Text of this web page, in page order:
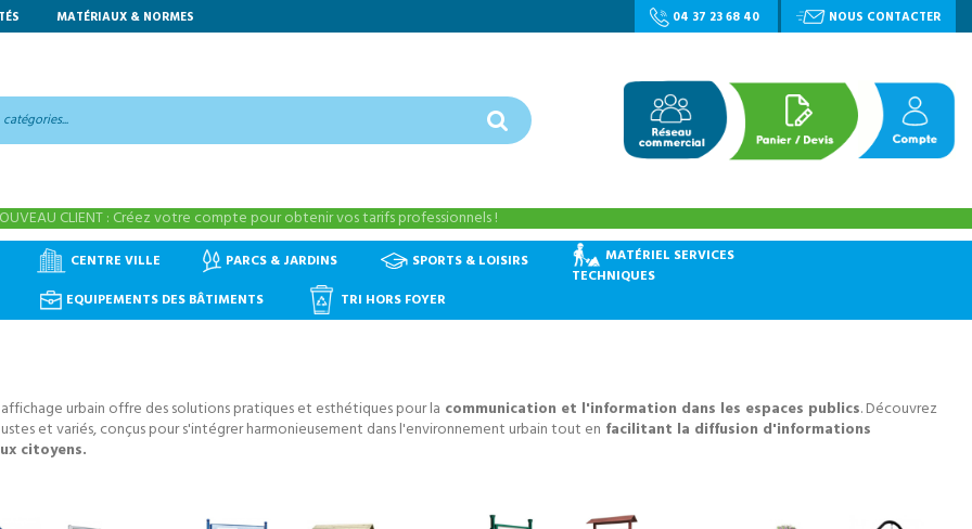
MATÉRIAUX & NORMES 04 37 23 68 40 NOUS CONTACTER
CLIENT : Créez votre compte pour obtenir vos tarifs professionnels !
CENTRE VILLE PARCS & JARDINS SPORTS & LOISIRS
MATÉRIEL SERVICES
TECHNIQUES
EQUIPEMENTS DES BÂTIMENTS
TRI HORS FOYER
urbain offre des solutions pratiques et esthétiques pour la communication et l'information dans les espaces publics. Découvrez
et variés, conçus pour s'intégrer harmonieusement dans l'environnement urbain tout en facilitant la diffusion d'informations
citoyens.